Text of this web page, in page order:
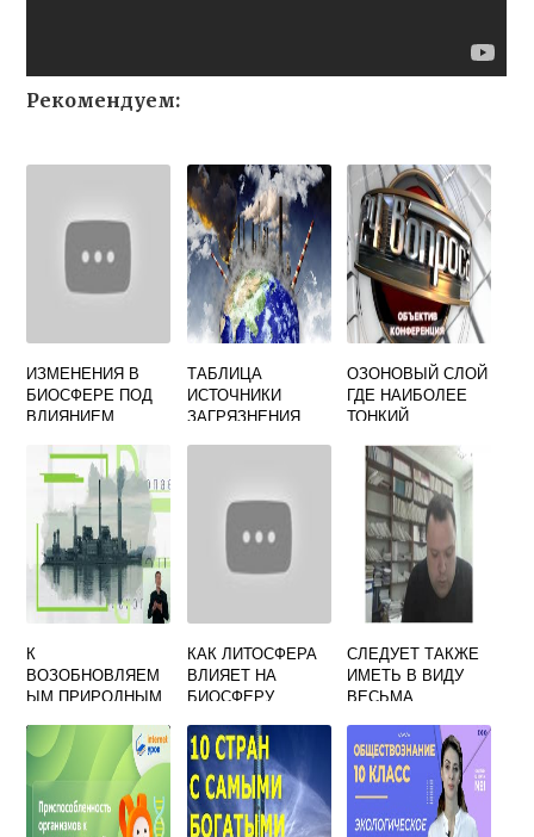
Рекомендуем:
ИЗМЕНЕНИЯ В
БИОСФЕРЕ ПОД
ВЛИЯНИЕМ
ЧЕЛОВЕКА
ТАБЛИЦА
ИСТОЧНИКИ
ЗАГРЯЗНЕНИЯ
ОЗОНОВЫЙ СЛОЙ
ГДЕ НАИБОЛЕЕ
ТОНКИЙ
К
ВОЗОБНОВЛЯЕМ
ЫМ ПРИРОДНЫМ
ОТНОСЯТСЯ
КАК ЛИТОСФЕРА
ВЛИЯЕТ НА
БИОСФЕРУ
СЛЕДУЕТ ТАКЖЕ
ИМЕТЬ В ВИДУ
ВЕСЬМА
СНИЖЕНИЕ
ТЕХНОГЕННОЙ
НАГРУЗКИ НА
ОКРУЖАЮЩУЮ
СРЕДУ